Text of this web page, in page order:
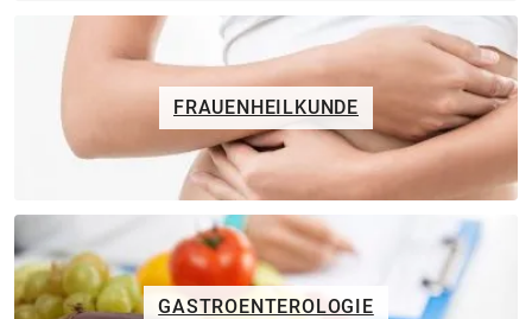
FRAUENHEILKUNDE
GASTROENTEROLOGIE